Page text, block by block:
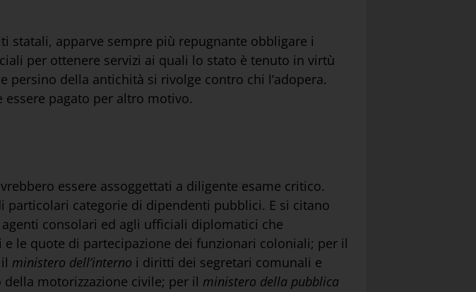
statali, apparve sempre più repugnante obbligare i
per ottenere servizi ai quali lo stato è tenuto in virtù
persino della antichità si rivolge contro chi l’adopera.
pagato per altro motivo.
essere assoggettati a diligente esame critico.
categorie di dipendenti pubblici. E si citano
consolari ed agli ufficiali diplomatici che
le quote di partecipazione dei funzionari coloniali; per il
ministero dell’interno i diritti dei segretari comunali e
motorizzazione civile; per il ministero della pubblica